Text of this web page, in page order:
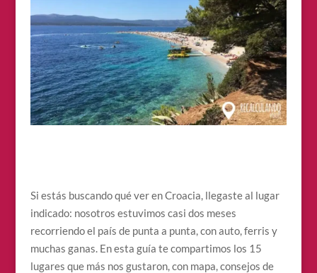
Si estás buscando qué ver en Croacia, llegaste al lugar
indicado: nosotros estuvimos casi dos meses
recorriendo el país de punta a punta, con auto, ferris y
muchas ganas. En esta guía te compartimos los 15
lugares que más nos gustaron, con mapa, consejos de